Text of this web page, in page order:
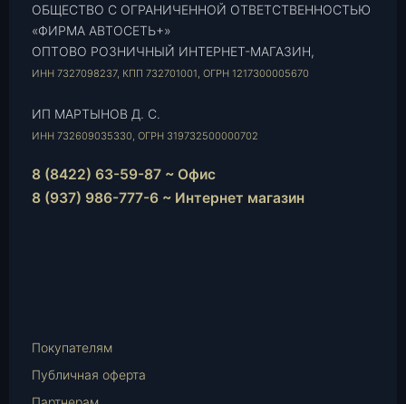
ОБЩЕСТВО С ОГРАНИЧЕННОЙ ОТВЕТСТВЕННОСТЬЮ
«ФИРМА АВТОСЕТЬ+»
ОПТОВО РОЗНИЧНЫЙ ИНТЕРНЕТ-МАГАЗИН,
ИНН 7327098237, КПП 732701001, ОГРН 1217300005670
ИП МАРТЫНОВ Д. С.
ИНН 732609035330, ОГРН 319732500000702
8 (8422) 63-59-87 ~ Офис
8 (937) 986-777-6 ~ Интернет магазин
Mail
Покупателям
Публичная оферта